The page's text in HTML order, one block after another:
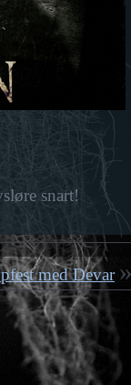
snart!
med Devar